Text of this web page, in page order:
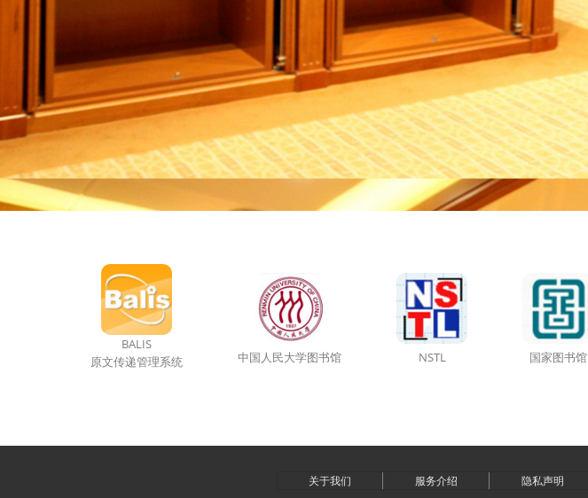
BALIS
原文传递管理系统
中国人民大学图书馆 NSTL 国家图书馆
关于我们 服务介绍 隐私声明